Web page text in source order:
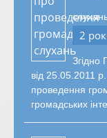
2
Згідно
від 25.05.2011
проведення
громадських